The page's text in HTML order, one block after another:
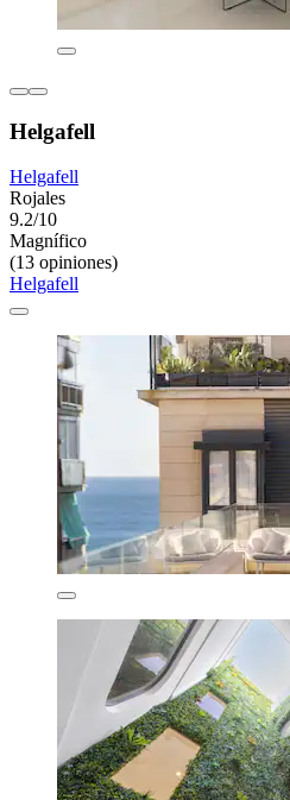
Helgafell
Helgafell
Rojales
9.2/10
Magnífico
(13 opiniones)
Helgafell